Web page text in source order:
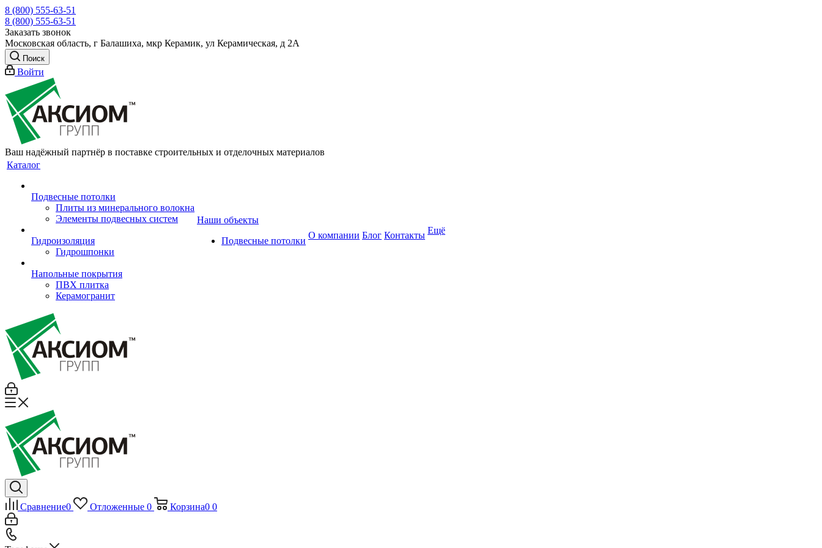
8 (800) 555-63-51
8 (800) 555-63-51
Заказать звонок
Московская область, г Балашиха, мкр Керамик, ул Керамическая, д 2А
Поиск
Войти
Ваш надёжный партнёр в поставке строительных и отделочных материалов
Каталог
Подвесные потолки
Плиты из минерального волокна
Элементы подвесных систем
Гидроизоляция
Гидрошпонки
Напольные покрытия
ПВХ плитка
Керамогранит
Наши объекты
Подвесные потолки
О компании Блог Контакты Ещё
Сравнение0 Отложенные 0 Корзина0 0